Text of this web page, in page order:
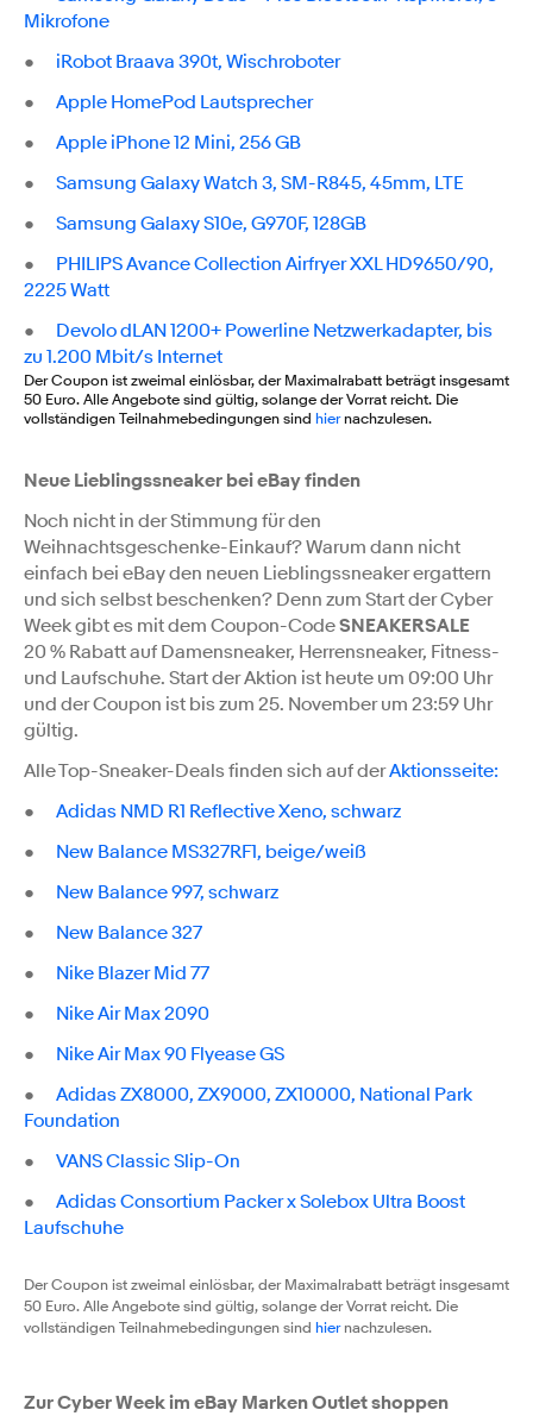
Mikrofone
● iRobot Braava 390t, Wischroboter
● Apple HomePod Lautsprecher
● Apple iPhone 12 Mini, 256 GB
● Samsung Galaxy Watch 3, SM-R845, 45mm, LTE
● Samsung Galaxy S10e, G970F, 128GB
● PHILIPS Avance Collection Airfryer XXL HD9650/90,
2225 Watt
● Devolo dLAN 1200+ Powerline Netzwerkadapter, bis
zu 1.200 Mbit/s Internet
Der Coupon ist zweimal einlösbar, der Maximalrabatt beträgt insgesamt
50 Euro. Alle Angebote sind gültig, solange der Vorrat reicht. Die
vollständigen Teilnahmebedingungen sind hiernachzulesen.
Neue Lieblingssneaker bei eBay finden
Noch nicht in der Stimmung für den
Weihnachtsgeschenke-Einkauf? Warum dann nicht
einfach bei eBay den neuen Lieblingssneaker ergattern
und sich selbst beschenken? Denn zum Start der Cyber
Week gibt es mit dem Coupon-CodeSNEAKERSALE
20 % Rabatt auf Damensneaker, Herrensneaker, Fitness-
und Laufschuhe. Start der Aktion ist heute um 09:00 Uhr
und der Coupon ist bis zum 25. November um 23:59 Uhr
gültig.
Alle Top-Sneaker-Deals finden sich auf derAktionsseite:
● Adidas NMD R1 Reflective Xeno, schwarz
● New Balance MS327RF1, beige/weiß
● New Balance 997, schwarz
● New Balance 327
● Nike Blazer Mid 77
● Nike Air Max 2090
● Nike Air Max 90 Flyease GS
● Adidas ZX8000, ZX9000, ZX10000, National Park
Foundation
● VANS Classic Slip-On
● Adidas Consortium Packer x Solebox Ultra Boost
Laufschuhe
Der Coupon ist zweimal einlösbar, der Maximalrabatt beträgt insgesamt
50 Euro. Alle Angebote sind gültig, solange der Vorrat reicht. Die
vollständigen Teilnahmebedingungen sind hiernachzulesen.
Zur Cyber Week im eBay Marken Outlet shoppen